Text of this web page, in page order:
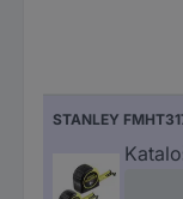
STANLEY